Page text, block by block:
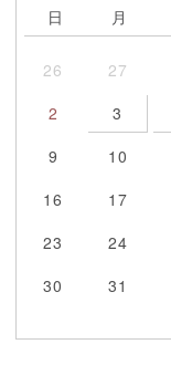
日 月
26 27
2
3
9
10
16
17
23
24
30
31